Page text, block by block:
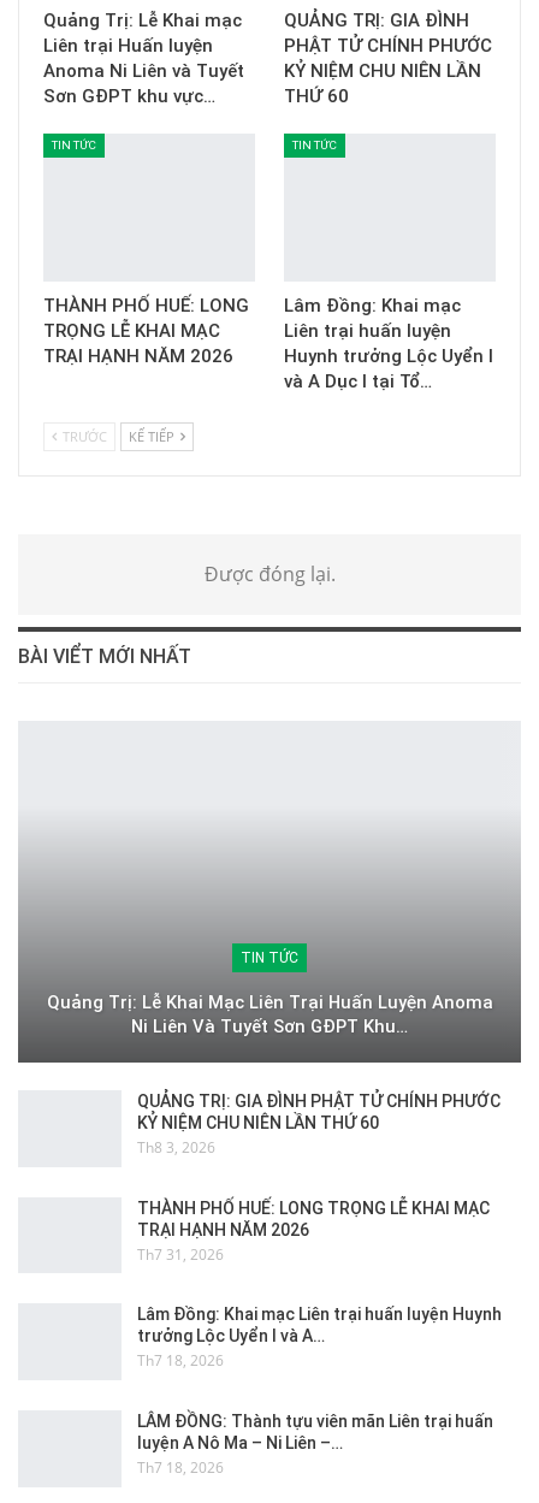
Quảng Trị: Lễ Khai mạc
Liên trại Huấn luyện
Anoma Ni Liên và Tuyết
Sơn GĐPT khu vực…
QUẢNG TRỊ: GIA ĐÌNH
PHẬT TỬ CHÍNH PHƯỚC
KỶ NIỆM CHU NIÊN LẦN
THỨ 60
TIN TỨC
THÀNH PHỐ HUẾ: LONG
TRỌNG LỄ KHAI MẠC
TRẠI HẠNH NĂM 2026
TIN TỨC
Lâm Đồng: Khai mạc
Liên trại huấn luyện
Huynh trưởng Lộc Uyển I
và A Dục I tại Tổ…
TRƯỚC KẾ TIẾP
Được đóng lại.
BÀI VIỂT MỚI NHẤT
TIN TỨC
Quảng Trị: Lễ Khai Mạc Liên Trại Huấn Luyện Anoma
Ni Liên Và Tuyết Sơn GĐPT Khu…
QUẢNG TRỊ: GIA ĐÌNH PHẬT TỬ CHÍNH PHƯỚC
KỶ NIỆM CHU NIÊN LẦN THỨ 60
Th8 3, 2026
THÀNH PHỐ HUẾ: LONG TRỌNG LỄ KHAI MẠC
TRẠI HẠNH NĂM 2026
Th7 31, 2026
Lâm Đồng: Khai mạc Liên trại huấn luyện Huynh
trưởng Lộc Uyển I và A…
Th7 18, 2026
LÂM ĐỒNG: Thành tựu viên mãn Liên trại huấn
luyện A Nô Ma – Ni Liên –…
Th7 18, 2026